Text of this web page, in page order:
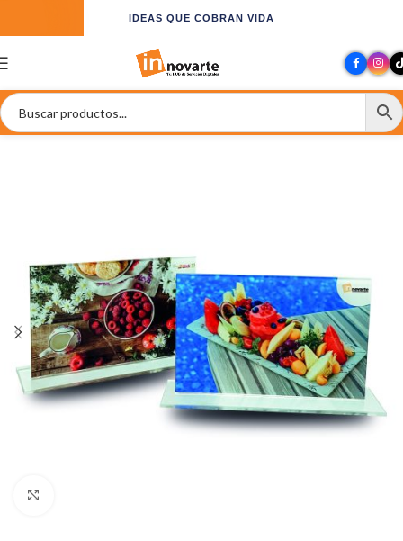
IDEAS QUE COBRAN VIDA